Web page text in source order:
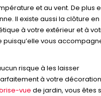
et au vent. De plus
Il existe aussi la clôture en
à votre extérieur et à
puisqu’elle vous
risque à les laisser
à votre décoration
vue de jardin, vous êtes